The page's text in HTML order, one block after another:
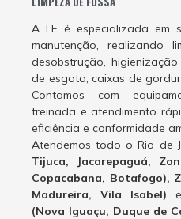
A LF é especializada em
manutenção, realizando
desobstrução,
de esgoto, caixas de
Contamos com
treinada e atendimento
eficiência e conformidade
Atendemos todo o Rio de
Tijuca, Jacarepaguá,
Copacabana, Botafogo),
Madureira, Vila Isabel)
(Nova Iguaçu, Duque de